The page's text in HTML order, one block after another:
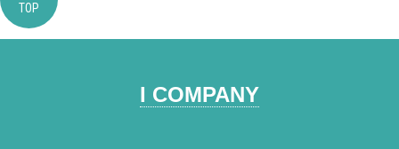
TOP
I COMPANY